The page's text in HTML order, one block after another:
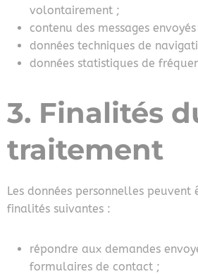
volontairement ;
contenu des messages
données techniques de
données statistiques de
3. Finalités
traitement
Les données personnelles
finalités suivantes :
répondre aux demandes
formulaires de contact ;